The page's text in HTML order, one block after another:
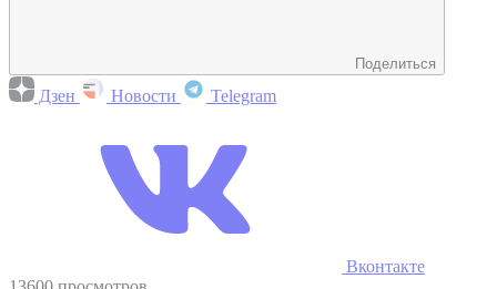
Поделиться
Дзен Новости Telegram
Вконтакте